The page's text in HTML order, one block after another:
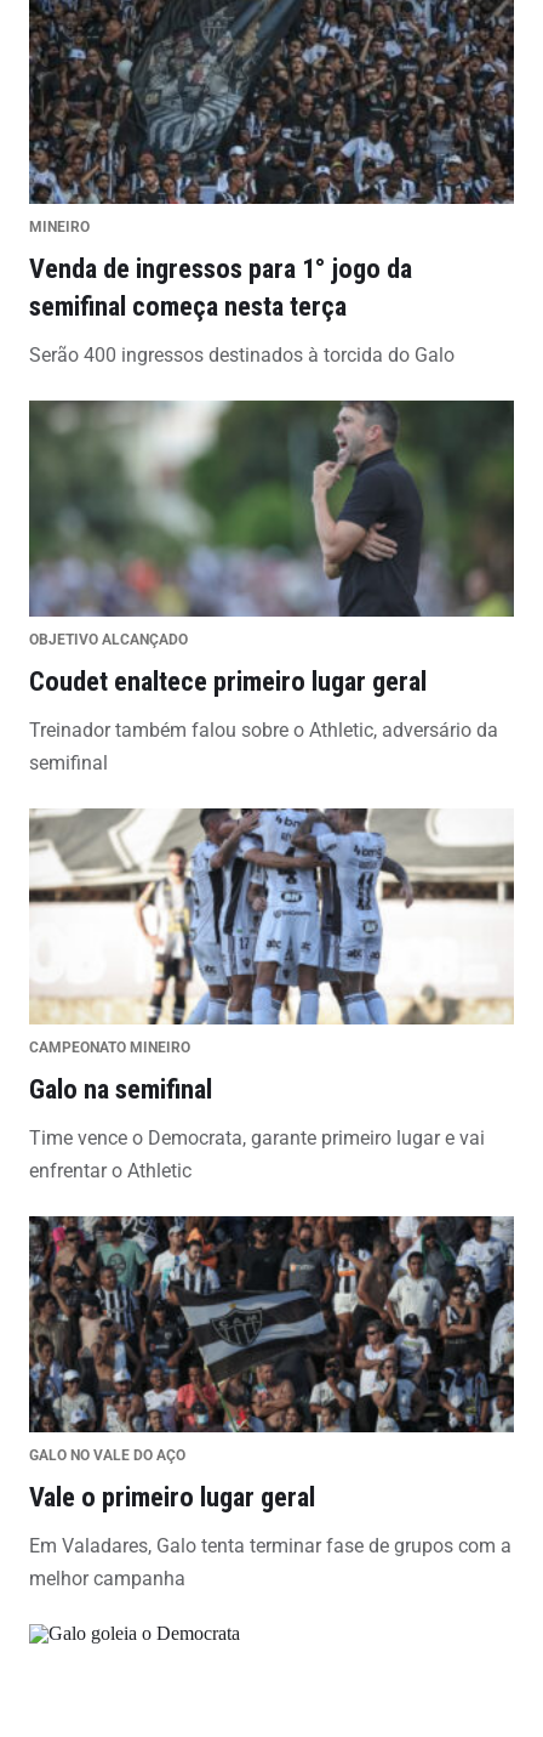
MINEIRO
Venda de ingressos para 1° jogo da
semifinal começa nesta terça
Serão 400 ingressos destinados à torcida do Galo
OBJETIVO ALCANÇADO
Coudet enaltece primeiro lugar geral
Treinador também falou sobre o Athletic, adversário da
semifinal
CAMPEONATO MINEIRO
Galo na semifinal
Time vence o Democrata, garante primeiro lugar e vai
enfrentar o Athletic
GALO NO VALE DO AÇO
Vale o primeiro lugar geral
Em Valadares, Galo tenta terminar fase de grupos com a
melhor campanha